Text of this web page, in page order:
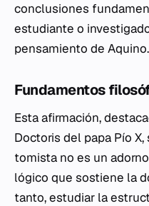
conclusiones
estudiante o
pensamiento de Aquino.
Fundamentos
Esta afirmación,
Doctoris del papa Pío
tomista no es un
lógico que sostiene la
tanto, estudiar la